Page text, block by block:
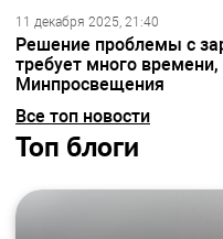
11 декабря 2025, 21:40
Решение проблемы с
требует много времени,
Минпросвещения
Все топ новости
Топ блоги